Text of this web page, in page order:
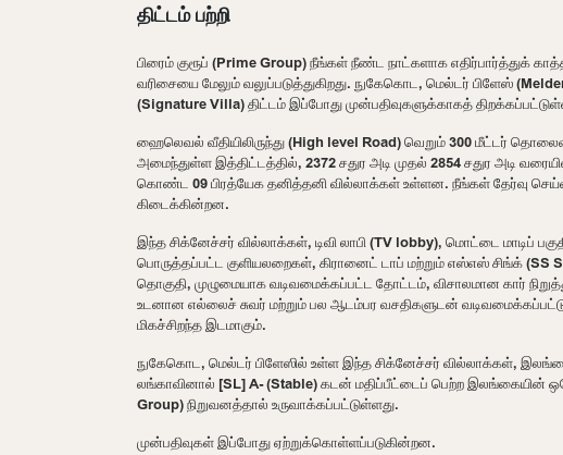
திட்டம் பற்றி
பிரைம் குரூப் (Prime Group) நீங்கள் நீண்ட நாட்களாக எதிர்பார்த்துக்
வரிசையை மேலும் வலுப்படுத்துகிறது. நுகேகொட, மெல்டர் பிளேஸ்
(Signature Villa) திட்டம் இப்போது முன்பதிவுகளுக்காகத்
ஹைலெவல் வீதியிலிருந்து (High level Road) வெறும் 300 மீட்டர்
அமைந்துள்ள இத்திட்டத்தில், 2372 சதுர அடி முதல் 2854 சதுர அடி
கொண்ட 09 பிரத்யேக தனித்தனி வில்லாக்கள் உள்ளன. நீங்கள் தேர்வு
கிடைக்கின்றன.
இந்த சிக்னேச்சர் வில்லாக்கள், டிவி லாபி (TV lobby), மொட்டை மாடிப்
பொருத்தப்பட்ட குளியலறைகள், கிரானைட் டாப் மற்றும் எஸ்எஸ் சிங்க்
தொகுதி, முழுமையாக வடிவமைக்கப்பட்ட தோட்டம், விசாலமான கார்
உடனான எல்லைச் சுவர் மற்றும் பல ஆடம்பர வசதிகளுடன்
மிகச்சிறந்த இடமாகும்.
நுகேகொட, மெல்டர் பிளேஸில் உள்ள இந்த சிக்னேச்சர் வில்லாக்கள்,
லங்காவினால் [SL] A- (Stable) கடன் மதிப்பீட்டைப் பெற்ற இலங்கையின்
Group) நிறுவனத்தால் உருவாக்கப்பட்டுள்ளது.
முன்பதிவுகள் இப்போது ஏற்றுக்கொள்ளப்படுகின்றன.